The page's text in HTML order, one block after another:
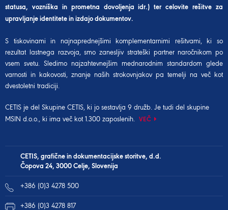
statusa, vozniška in prometna dovoljenja idr.) ter celovite rešitve za
upravljanje identitete in izdajo dokumentov.
S tiskovinami in najnaprednejšimi komplementarnimi rešitvami, ki so
rezultat lastnega razvoja, smo zanesljiv strateški partner naročnikom po
vsem svetu. Sledimo najzahtevnejšim mednarodnim standardom glede
varnosti in kakovosti, znanje naših strokovnjakov pa temelji na več kot
dvestoletni tradiciji.
CETIS je del Skupine CETIS, ki jo sestavlja 9 družb. Je tudi del skupine
MSIN d.o.o. , ki ima več kot 1.300 zaposlenih. VEČ
CETIS, grafične in dokumentacijske storitve, d.d.
Čopova 24, 3000 Celje, Slovenija
+386 (0)3 4278 500
+386 (0)3 4278 817